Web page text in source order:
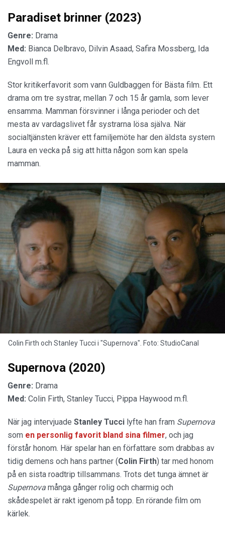
Paradiset brinner (2023)
Genre: Drama
Med: Bianca Delbravo, Dilvin Asaad, Safira Mossberg, Ida
Engvoll m.fl.
Stor kritikerfavorit som vann Guldbaggen för Bästa film. Ett
drama om tre systrar, mellan 7 och 15 år gamla, som lever
ensamma. Mamman försvinner i långa perioder och det
mesta av vardagslivet får systrarna lösa själva. När
socialtjänsten kräver ett familjemöte har den äldsta systern
Laura en vecka på sig att hitta någon som kan spela
mamman.
Colin Firth och Stanley Tucci i "Supernova". Foto: StudioCanal
Supernova (2020)
Genre: Drama
Med: Colin Firth, Stanley Tucci, Pippa Haywood m.fl.
När jag intervjuade Stanley Tucci lyfte han fram Supernova
som en personlig favorit bland sina filmer, och jag
förstår honom. Här spelar han en författare som drabbas av
tidig demens och hans partner (Colin Firth) tar med honom
på en sista roadtrip tillsammans. Trots det tunga ämnet är
Supernova många gånger rolig och charmig och
skådespelet är rakt igenom på topp. En rörande film om
kärlek.